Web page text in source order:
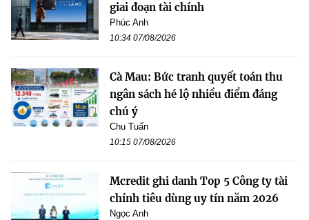
giai đoạn tài chính
Phúc Anh
10:34 07/08/2026
Cà Mau: Bức tranh quyết toán thu
ngân sách hé lộ nhiều điểm đáng
chú ý
Chu Tuấn
10:15 07/08/2026
Mcredit ghi danh Top 5 Công ty tài
chính tiêu dùng uy tín năm 2026
Ngọc Anh